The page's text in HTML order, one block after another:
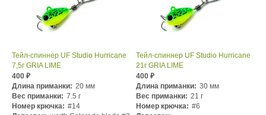
Тейл-спиннер UF Studio Hurricane
7,5г GRIA LIME
400 ₽
Длина приманки: 20 мм
Вес приманки: 7.5 г
Номер крючка: #14
Тейл-спиннер UF Studio Hurricane
21г GRIA LIME
400 ₽
Длина приманки: 30 мм
Вес приманки: 21 г
Номер крючка: #6